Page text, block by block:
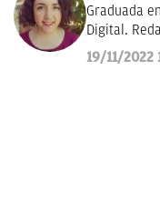
Graduada
Digital.
Navidad.
19/11/2022